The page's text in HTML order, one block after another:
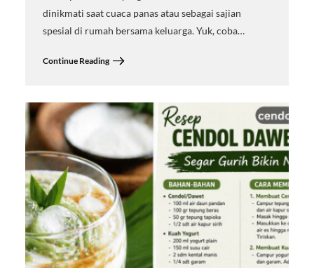
dinikmati saat cuaca panas atau sebagai sajian
spesial di rumah bersama keluarga. Yuk, coba…
Continue Reading